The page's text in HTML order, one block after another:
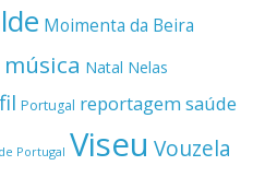
Moimenta da Beira
música Natal Nelas
Portugal reportagemsaúde
Portugal Viseu Vouzela